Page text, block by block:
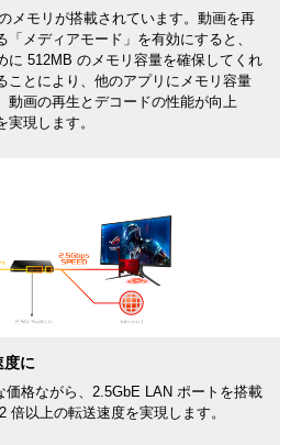
メモリが搭載されています。動画を再
メディアモード」を有効にすると、
に 512MB のメモリ容量を確保してくれ
ことにより、他のアプリにメモリ容量
動画の再生とデコードの性能が向上
実現します。
度に
価格ながら、2.5GbE LAN ポートを搭載
倍以上の転送速度を実現します。